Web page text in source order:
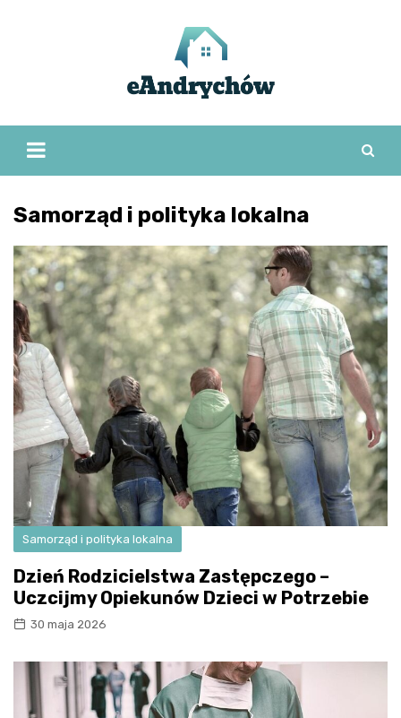
Samorząd i polityka lokalna
Samorząd i polityka lokalna
Dzień Rodzicielstwa Zastępczego –
Uczcijmy Opiekunów Dzieci w Potrzebie
30 maja 2026